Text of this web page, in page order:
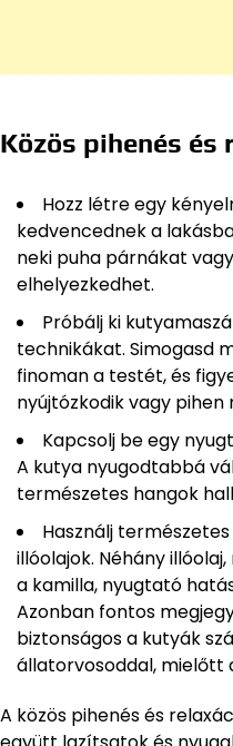
Közös pihenés és
Hozz létre egy
kedvencednek a
neki puha párnákat
elhelyezkedhet.
Próbálj ki
technikákat. Simogasd
finoman a testét, és
nyújtózkodik vagy pihen
Kapcsolj be egy
A kutya nyugodtabbá
természetes hangok
Használj
illóolajok. Néhány
a kamilla, nyugtató
Azonban fontos
biztonságos a kutyák
állatorvosoddal, mielőtt
A közös pihenés és